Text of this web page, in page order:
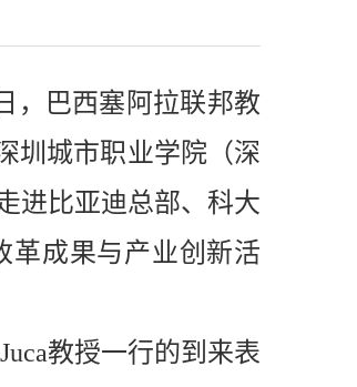
，巴西塞阿拉联邦教
圳城市职业学院（深
进比亚迪总部、科大
革成果与产业创新活
教授一行的到来表